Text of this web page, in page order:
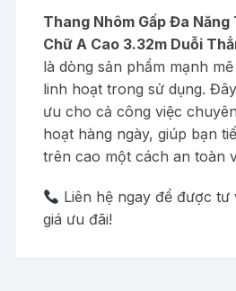
Thang Nhôm Gấp Đa Năng
Chữ A Cao 3.32m Duỗi
là dòng sản phẩm mạnh
linh hoạt trong sử dụng.
ưu cho cả công việc
hoạt hàng ngày, giúp bạn
trên cao một cách an toàn
Liên hệ ngay để được tư
giá ưu đãi!